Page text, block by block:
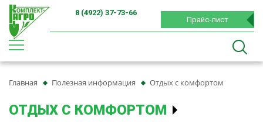
Прайс-лист
8 (4922) 37-73-66
Главная Полезная информация Отдых с комфортом
ОТДЫХ С КОМФОРТОМ